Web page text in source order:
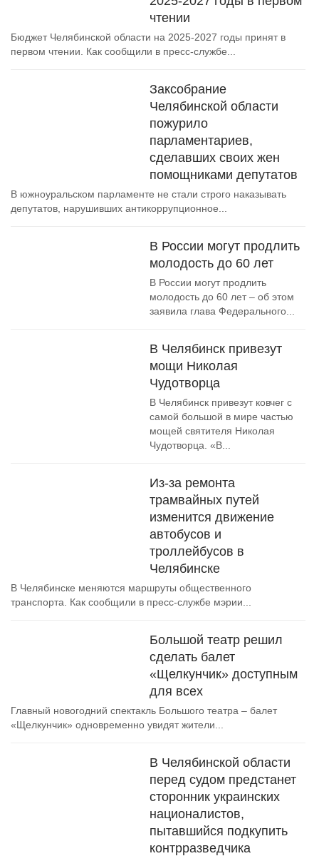
чтении
Бюджет Челябинской области на 2025-2027 годы принят в
первом чтении. Как сообщили в пресс-службе...
Заксобрание
Челябинской области
пожурило
парламентариев,
сделавших своих жен
помощниками депутатов
В южноуральском парламенте не стали строго наказывать
депутатов, нарушивших антикоррупционное...
В России могут продлить
молодость до 60 лет
В России могут продлить
молодость до 60 лет – об этом
заявила глава Федерального...
В Челябинск привезут
мощи Николая
Чудотворца
В Челябинск привезут ковчег с
самой большой в мире частью
мощей святителя Николая
Чудотворца. «В...
Из-за ремонта
трамвайных путей
изменится движение
автобусов и
троллейбусов в
Челябинске
В Челябинске меняются маршруты общественного
транспорта. Как сообщили в пресс-службе мэрии...
Большой театр решил
сделать балет
«Щелкунчик» доступным
для всех
Главный новогодний спектакль Большого театра – балет
«Щелкунчик» одновременно увидят жители...
В Челябинской области
перед судом предстанет
сторонник украинских
националистов,
пытавшийся подкупить
контрразведчика